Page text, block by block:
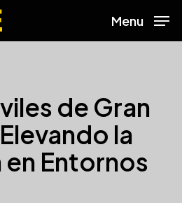
Menu
de Gran
la
Entornos